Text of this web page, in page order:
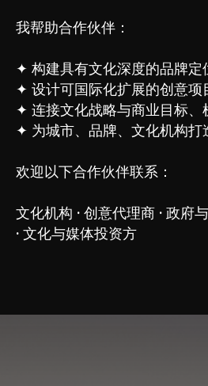
我帮助合作伙伴：
✦ 构建具有文化深度的品牌定
✦ 设计可国际化扩展的创意项
✦ 连接文化战略与商业目标、
✦ 为城市、品牌、文化机构打
欢迎以下合作伙伴联系：
文化机构 · 创意代理商 · 政府
· 文化与媒体投资方